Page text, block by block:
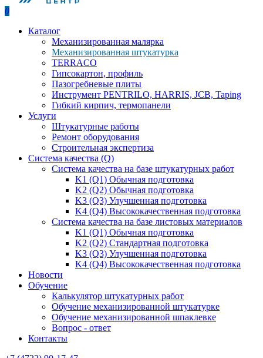
0
Каталог
Механизированная малярка
Механизированная штукатурка
TERRACO
Гипсокартон, профиль
Пазогребневые плиты
Инструмент PENTRILO, HARRIS, JCB, Taping
Гибкий кирпич, термопанели
Услуги
Штукатурные работы
Ремонт оборудования
Строительная экспертиза
Система качества (Q)
Система качества на базе штукатурных работ
K1 (Q1) Обычная подготовка
K2 (Q2) Обычная подготовка
K3 (Q3) Улучшенная подготовка
K4 (Q4) Высококачественная подготовка
Система качества на базе листовых материалов
K1 (Q1) Обычная подготовка
K2 (Q2) Стандартная подготовка
K3 (Q3) Улучшенная подготовка
K4 (Q4) Высококачественная подготовка
Новости
Обучение
Калькулятор штукатурных работ
Обучение механизированной штукатурке
Обучение механизированной шпаклевке
Вопрос - ответ
Контакты